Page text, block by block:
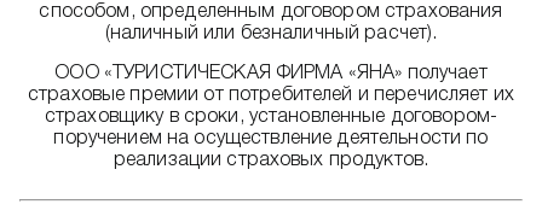
способом, определенным договором страхования
(наличный или безналичный расчет).
ООО «ТУРИСТИЧЕСКАЯ ФИРМА «ЯНА» получает
страховые премии от потребителей и перечисляет их
страховщику в сроки, установленные договором-
поручением на осуществление деятельности по
реализации страховых продуктов.